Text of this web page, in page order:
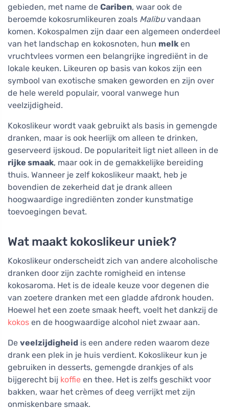
gebieden, met name de Cariben, waar ook de
beroemde kokosrumlikeuren zoals Malibuvandaan
komen. Kokospalmen zijn daar een algemeen onderdeel
van het landschap en kokosnoten, hun melk en
vruchtvlees vormen een belangrijke ingrediënt in de
lokale keuken. Likeuren op basis van kokos zijn een
symbool van exotische smaken geworden en zijn over
de hele wereld populair, vooral vanwege hun
veelzijdigheid.
Kokoslikeur wordt vaak gebruikt als basis in gemengde
dranken, maar is ook heerlijk om alleen te drinken,
geserveerd ijskoud. De populariteit ligt niet alleen in de
rijke smaak, maar ook in de gemakkelijke bereiding
thuis. Wanneer je zelf kokoslikeur maakt, heb je
bovendien de zekerheid dat je drank alleen
hoogwaardige ingrediënten zonder kunstmatige
toevoegingen bevat.
Wat maakt kokoslikeur uniek?
Kokoslikeur onderscheidt zich van andere alcoholische
dranken door zijn zachte romigheid en intense
kokosaroma. Het is de ideale keuze voor degenen die
van zoetere dranken met een gladde afdronk houden.
Hoewel het een zoete smaak heeft, voelt het dankzij de
kokos en de hoogwaardige alcohol niet zwaar aan.
De veelzijdigheid is een andere reden waarom deze
drank een plek in je huis verdient. Kokoslikeur kun je
gebruiken in desserts, gemengde drankjes of als
bijgerecht bij koffie en thee. Het is zelfs geschikt voor
bakken, waar het crèmes of deeg verrijkt met zijn
onmiskenbare smaak.